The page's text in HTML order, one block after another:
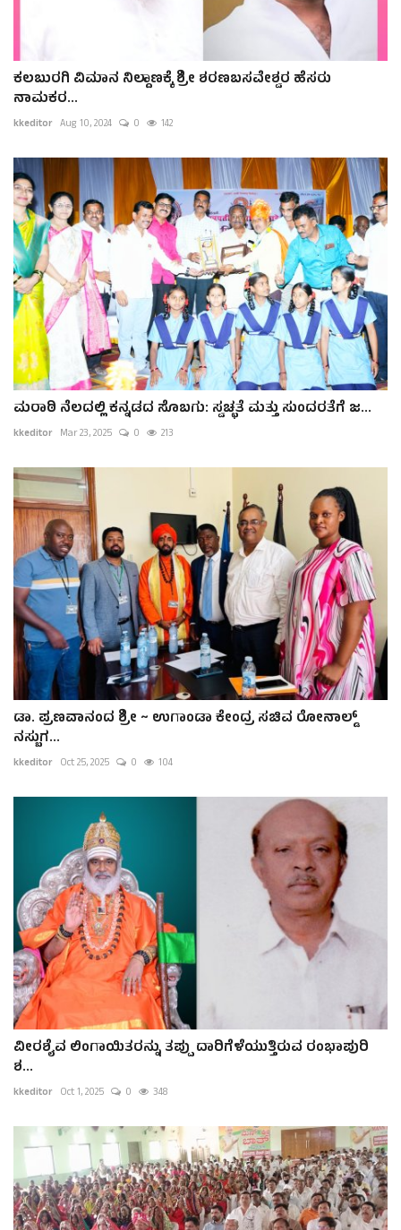
ಕಲಬುರಗಿ ವಿಮಾನ ನಿಲ್ದಾಣಕ್ಕೆ ಶ್ರೀ ಶರಣಬಸವೇಶ್ವರ ಹೆಸರು
ನಾಮಕರ...
kkeditor Aug 10, 2024 0 142
ಮರಾಠಿ ನೆಲದಲ್ಲಿ ಕನ್ನಡದ ಸೊಬಗು: ಸ್ವಚ್ಛತೆ ಮತ್ತು ಸುಂದರತೆಗೆ ಜ...
kkeditor Mar 23, 2025 0 213
ಡಾ. ಪ್ರಣವಾನಂದ ಶ್ರೀ ~ ಉಗಾಂಡಾ ಕೇಂದ್ರ ಸಚಿವ ರೋನಾಲ್ಡ್
ನಸ್ಬುಗ...
kkeditor Oct 25, 2025 0 104
ವೀರಶೈವ ಲಿಂಗಾಯಿತರನ್ನು ತಪ್ಪು ದಾರಿಗೆಳೆಯುತ್ತಿರುವ ರಂಭಾಪುರಿ
ಶ...
kkeditor Oct 1, 2025 0 348